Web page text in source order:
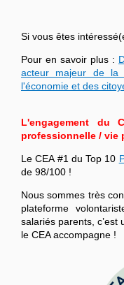
Si vous êtes
Pour en savoir plus :
acteur majeur de la
l'économie et des
L'engagement du
professionnelle / vie
Le CEA #1 du Top 10
de 98/100 !
Nous sommes très
plateforme
salariés parents,
le CEA accompagne !